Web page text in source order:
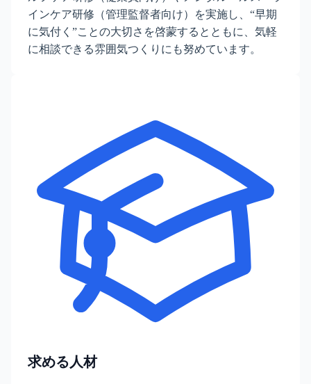
インケア研修（管理監督者向け）を実施し、“早期
に気付く”ことの大切さを啓蒙するとともに、気軽
に相談できる雰囲気つくりにも努めています。
求める人材